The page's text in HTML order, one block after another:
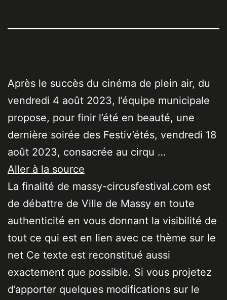
Après le succès du cinéma de plein air, du
vendredi 4 août 2023, l’équipe municipale
propose, pour finir l’été en beauté, une
dernière soirée des Festiv’étés, vendredi 18
août 2023, consacrée au cirqu …
Aller à la source
La finalité de massy-circusfestival.com est
de débattre de Ville de Massy en toute
authenticité en vous donnant la visibilité de
tout ce qui est en lien avec ce thème sur le
net Ce texte est reconstitué aussi
exactement que possible. Si vous projetez
d’apporter quelques modifications sur le